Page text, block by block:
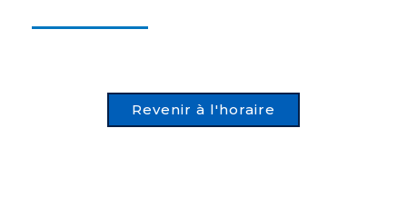
Revenir à l'horaire